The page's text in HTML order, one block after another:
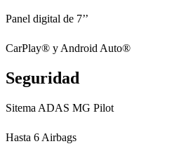
Panel digital de 7’’
CarPlay® y Android Auto®
Seguridad
Sitema ADAS MG Pilot
Hasta 6 Airbags